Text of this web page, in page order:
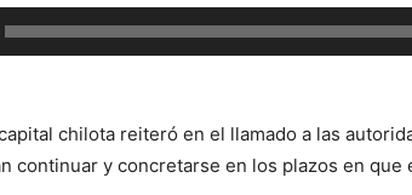
chilota reiteró en el llamado a las
continuar y concretarse en los plazos en que